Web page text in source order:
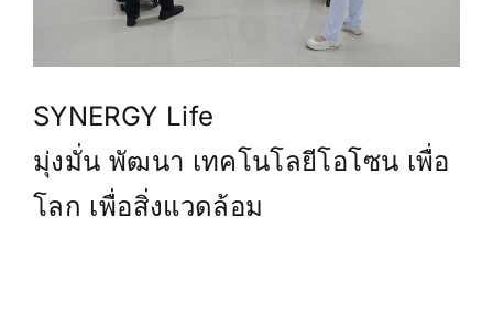
SYNERGY Life
มุ่งมั่น พัฒนา เทคโนโลยีโอโซน เพื่อ
โลก เพื่อสิ่งแวดล้อม